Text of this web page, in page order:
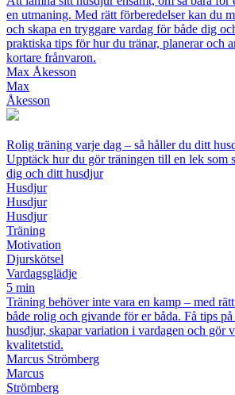
en utmaning. Med rätt förberedelser kan du
och skapa en tryggare vardag för både dig
praktiska tips för hur du tränar, planerar och
kortare frånvaron.
Max Åkesson
Max
Åkesson
Rolig träning varje dag – så håller du ditt
Upptäck hur du gör träningen till en lek som
dig och ditt husdjur
Husdjur
Husdjur
Husdjur
Träning
Motivation
Djurskötsel
Vardagsglädje
5 min
Träning behöver inte vara en kamp – med
både rolig och givande för er båda. Få tips
husdjur, skapar variation i vardagen och gör
kvalitetstid.
Marcus Strömberg
Marcus
Strömberg